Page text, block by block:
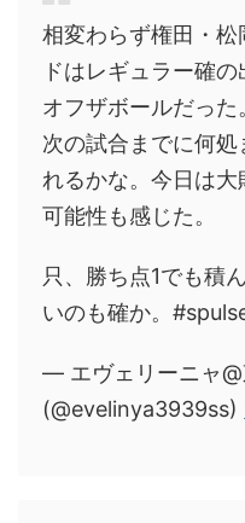
相変わらず権田・
ドはレギュラー確
オフザボールだった
次の試合までに何
れるかな。今日は
可能性も感じた。
只、勝ち点1でも積
いのも確か。
— エヴェリーニャ
(@evelinya3939ss)